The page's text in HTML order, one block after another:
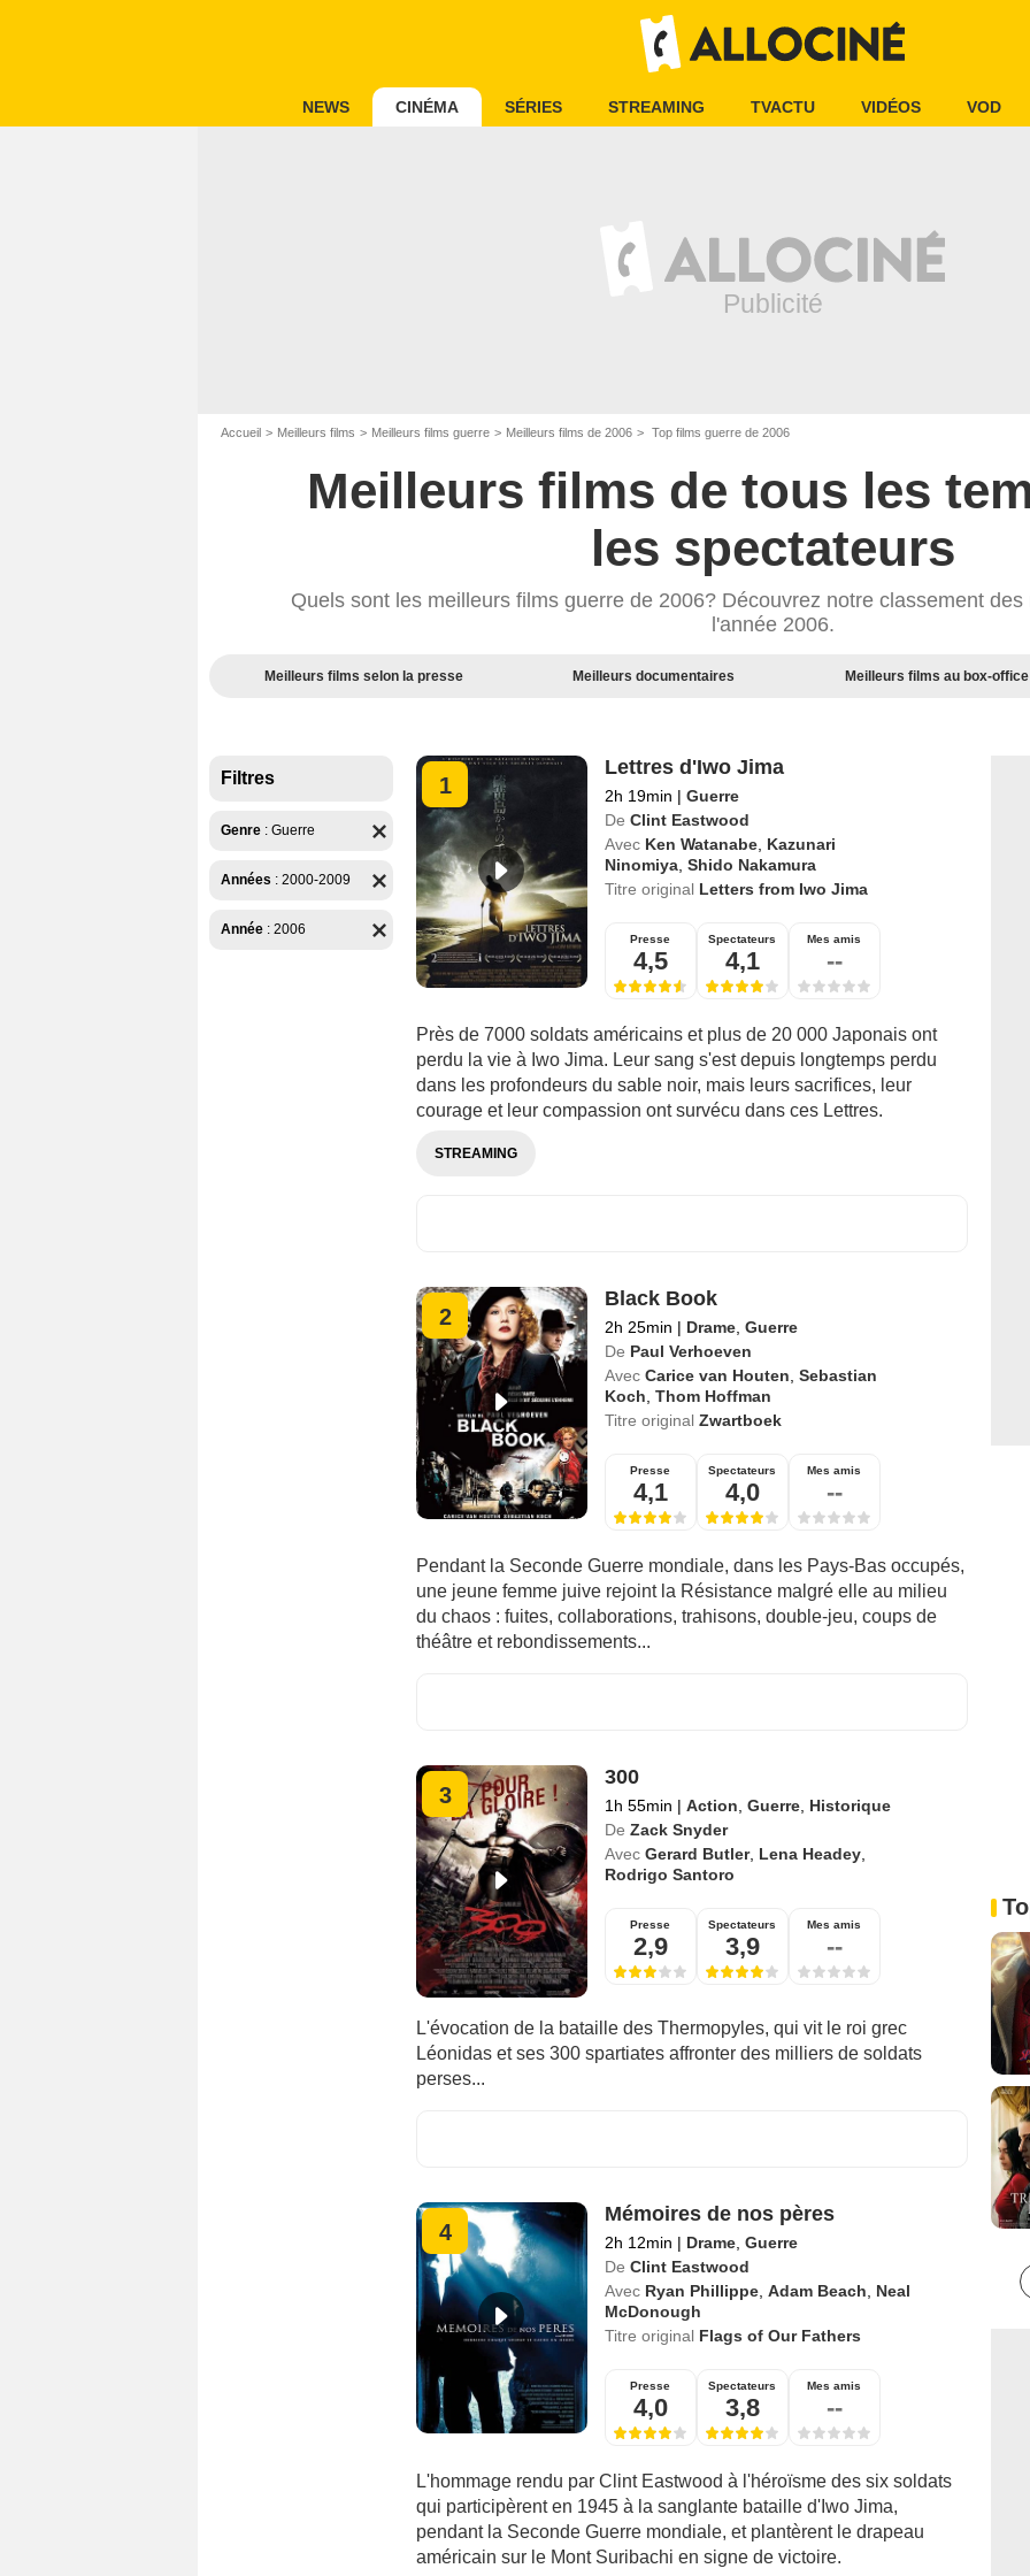
NEWS CINÉMA SÉRIES STREAMING TVACTU VIDÉOS VOD
Accueil Meilleurs films Meilleurs films guerre Meilleurs films de 2006 Top films guerre de 2006
Meilleurs films de tous les
les spectateurs
Quels sont les meilleurs films guerre de 2006? Découvrez notre classement
l'année 2006.
Meilleurs films selon la presse Meilleurs documentaires Meilleurs films au box-office
Filtres
Genre : Guerre
Années : 2000-2009
Année : 2006
1
Lettres d'Iwo Jima
2h 19min | Guerre
De Clint Eastwood
Avec Ken Watanabe, Kazunari
Ninomiya, Shido Nakamura
Titre original Letters from Iwo Jima
Presse
4,5
Spectateurs
4,1
Mes amis
--
Près de 7000 soldats américains et plus de 20 000 Japonais ont
perdu la vie à Iwo Jima. Leur sang s'est depuis longtemps perdu
dans les profondeurs du sable noir, mais leurs sacrifices, leur
courage et leur compassion ont survécu dans ces Lettres.
STREAMING
2
Black Book
2h 25min | Drame, Guerre
De Paul Verhoeven
Avec Carice van Houten Sebastian
Koch Thom Hoffman
Titre original Zwartboek
Presse
4,1
Spectateurs
4,0
Mes amis
--
Pendant la Seconde Guerre mondiale, dans les Pays-Bas occupés,
une jeune femme juive rejoint la Résistance malgré elle au milieu
du chaos : fuites, collaborations, trahisons, double-jeu, coups de
théâtre et rebondissements...
3
300
1h 55min | Action Guerre, Historique
De Zack Snyder
Avec Gerard Butler, Lena Headey,
Rodrigo Santoro
Presse
2,9
Spectateurs
3,9
Mes amis
--
L'évocation de la bataille des Thermopyles, qui vit le roi grec
Léonidas et ses 300 spartiates affronter des milliers de soldats
perses...
4
Mémoires de nos pères
2h 12min | Drame, Guerre
De Clint Eastwood
Avec Ryan Phillippe, Adam Beach
Neal
McDonough
Titre original Flags of Our Fathers
Presse
4,0
Spectateurs
3,8
Mes amis
--
L'hommage rendu par Clint Eastwood à l'héroïsme des six soldats
qui participèrent en 1945 à la sanglante bataille d'Iwo Jima,
pendant la Seconde Guerre mondiale, et plantèrent le drapeau
américain sur le Mont Suribachi en signe de victoire.